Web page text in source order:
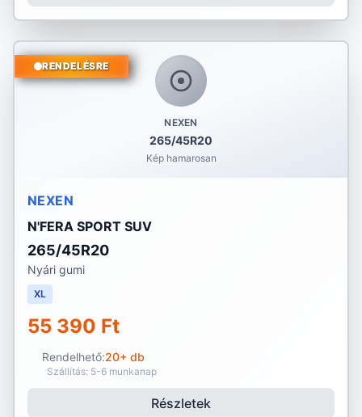
NEXEN
265/45R20
Kép hamarosan
RENDELÉSRE
NEXEN
N'FERA SPORT SUV
265/45R20
Nyári gumi
XL
55 390 Ft
Rendelhető:20+ db
Szállítás: 5-6 munkanap
Részletek